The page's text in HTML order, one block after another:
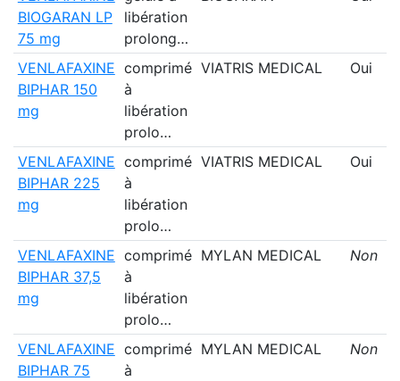
BIOGARAN LP
75 mg
libération
prolong…
VENLAFAXINE
BIPHAR 150
mg
comprimé
à
libération
prolo…
VIATRIS MEDICAL Oui
VENLAFAXINE
BIPHAR 225
mg
comprimé
à
libération
prolo…
VIATRIS MEDICAL Oui
VENLAFAXINE
BIPHAR 37,5
mg
comprimé
à
libération
prolo…
MYLAN MEDICAL Non
VENLAFAXINE
BIPHAR 75
comprimé
à
MYLAN MEDICAL Non